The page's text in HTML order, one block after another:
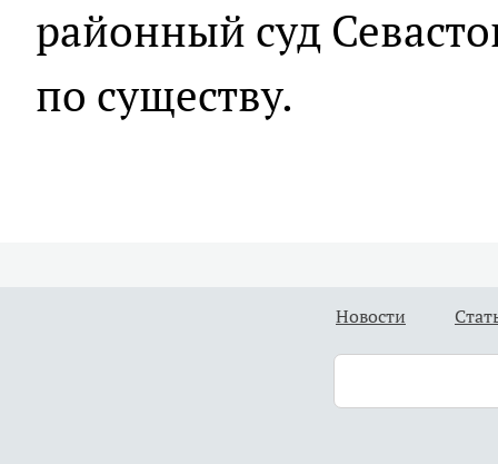
районный суд
по существу.
Новости